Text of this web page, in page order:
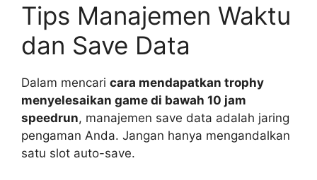
Tips Manajemen Waktu
dan Save Data
Dalam mencari cara mendapatkan trophy
menyelesaikan game di bawah 10 jam
speedrun, manajemen save data adalah jaring
pengaman Anda. Jangan hanya mengandalkan
satu slot auto-save.